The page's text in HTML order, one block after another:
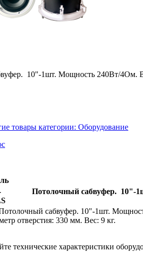
10"-1шт. Мощность 240Вт/4Ом.
товары категории: Оборудование
Потолочный сабвуфер. 10"-
сабвуфер. 10"-1шт.
отверстия: 330 мм. Вес: 9 кг.
технические характеристики